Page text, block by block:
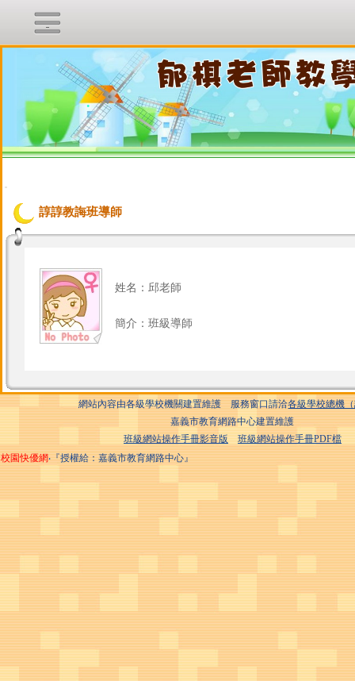
.
:::
諄諄教誨班導師
姓名：邱老師
簡介：班級導師
網站內容由各級學校機關建置維護 服務窗口請洽各級學校總機
嘉義市教育網路中心建置維護
班級網站操作手冊影音版
班級網站操作手冊PDF檔
校園快優網‧『授權給：嘉義市教育網路中心』